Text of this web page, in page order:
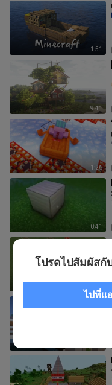
1:51
9:41
1:26
0:41
โปรดไปสัมผัสกั
ไปที่แ